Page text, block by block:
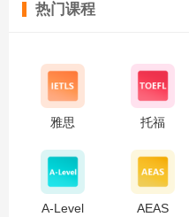
热门课程
雅思 托福
A-Level AEAS